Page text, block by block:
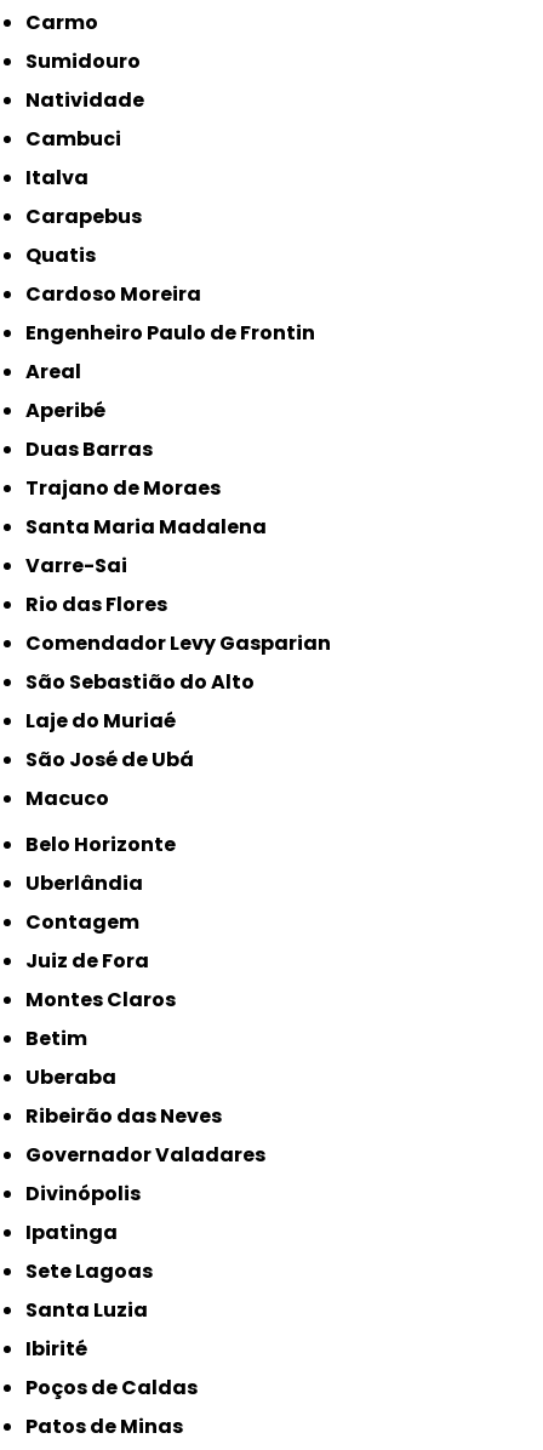
Carmo
Sumidouro
Natividade
Cambuci
Italva
Carapebus
Quatis
Cardoso Moreira
Engenheiro Paulo de Frontin
Areal
Aperibé
Duas Barras
Trajano de Moraes
Santa Maria Madalena
Varre-Sai
Rio das Flores
Comendador Levy Gasparian
São Sebastião do Alto
Laje do Muriaé
São José de Ubá
Macuco
Belo Horizonte
Uberlândia
Contagem
Juiz de Fora
Montes Claros
Betim
Uberaba
Ribeirão das Neves
Governador Valadares
Divinópolis
Ipatinga
Sete Lagoas
Santa Luzia
Ibirité
Poços de Caldas
Patos de Minas